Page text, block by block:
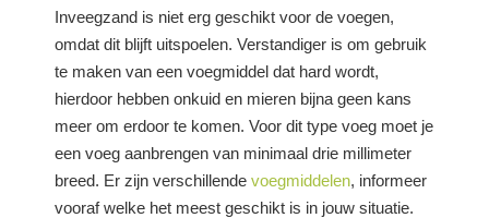
Inveegzand is niet erg geschikt voor de voegen,
omdat dit blijft uitspoelen. Verstandiger is om gebruik
te maken van een voegmiddel dat hard wordt,
hierdoor hebben onkuid en mieren bijna geen kans
meer om erdoor te komen. Voor dit type voeg moet je
een voeg aanbrengen van minimaal drie millimeter
breed. Er zijn verschillende voegmiddelen, informeer
vooraf welke het meest geschikt is in jouw situatie.